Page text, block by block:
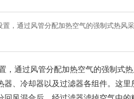
，通过风管分配加热空气的强制式热风
通过风管分配加热空气的强制式热
、冷却器以及过滤器各组件。这